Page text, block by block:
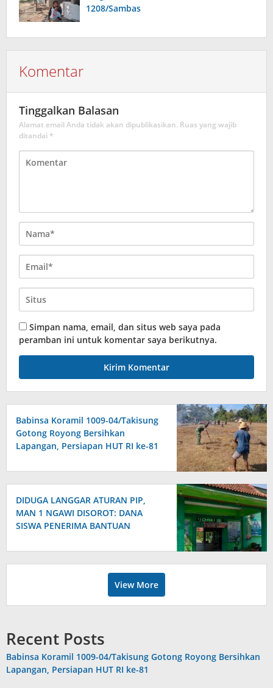
1208/Sambas
Komentar
Tinggalkan Balasan
Alamat email Anda tidak akan dipublikasikan. Ruas yang wajib
ditandai *
Simpan nama, email, dan situs web saya pada
peramban ini untuk komentar saya berikutnya.
Babinsa Koramil 1009-04/Takisung
Gotong Royong Bersihkan
Lapangan, Persiapan HUT RI ke-81
DIDUGA LANGGAR ATURAN PIP,
MAN 1 NGAWI DISOROT: DANA
SISWA PENERIMA BANTUAN
KEMBALI
View More
Recent Posts
Babinsa Koramil 1009-04/Takisung Gotong Royong Bersihkan
Lapangan, Persiapan HUT RI ke-81